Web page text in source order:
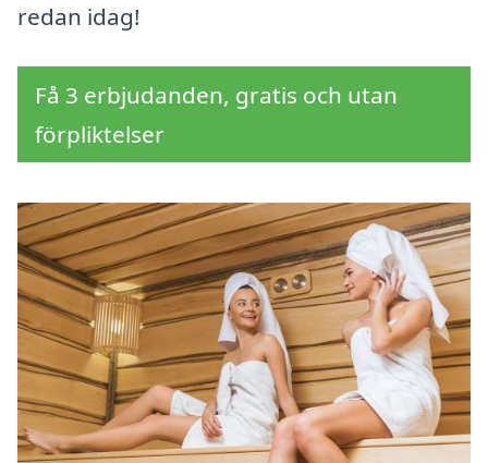
redan idag!
Få 3 erbjudanden, gratis och utan
förpliktelser